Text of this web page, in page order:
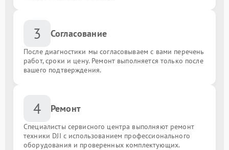
3 Согласование
После диагностики мы согласовываем с вами перечень
работ, сроки и цену. Ремонт выполняется только после
вашего подтверждения.
4 Ремонт
Специалисты сервисного центра выполняют ремонт
техники DJI с использованием профессионального
оборудования и проверенных комплектующих.